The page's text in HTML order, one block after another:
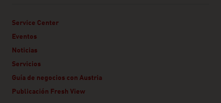
Service Center
Eventos
Noticias
Servicios
Guía de negocios con Austria
Publicación Fresh View